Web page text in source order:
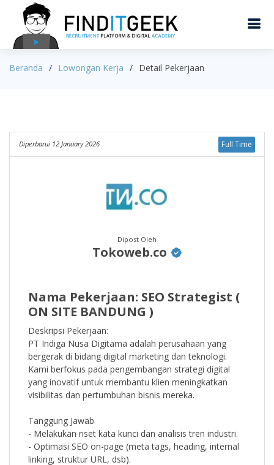
Beranda Lowongan Kerja Detail Pekerjaan
Diperbarui 12 January 2026 Full Time
Dipost Oleh
Tokoweb.co
Nama Pekerjaan: SEO Strategist (
ON SITE BANDUNG )
Deskripsi Pekerjaan:
PT Indiga Nusa Digitama adalah perusahaan yang
bergerak di bidang digital marketing dan teknologi.
Kami berfokus pada pengembangan strategi digital
yang inovatif untuk membantu klien meningkatkan
visibilitas dan pertumbuhan bisnis mereka.
Tanggung Jawab
- Melakukan riset kata kunci dan analisis tren industri.
- Optimasi SEO on-page (meta tags, heading, internal
linking, struktur URL, dsb).